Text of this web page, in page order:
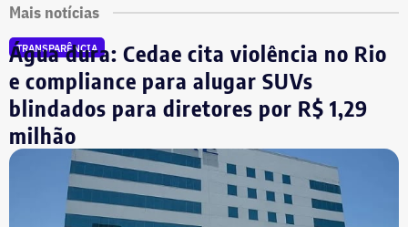
Mais notícias
TRANSPARÊNCIA
Água dura: Cedae cita violência no Rio
e compliance para alugar SUVs
blindados para diretores por R$ 1,29
milhão